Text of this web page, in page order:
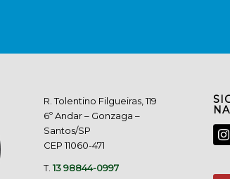
R. Tolentino Filgueiras, 119
6º Andar – Gonzaga –
Santos/SP
CEP 11060-471
T.13 98844-0997